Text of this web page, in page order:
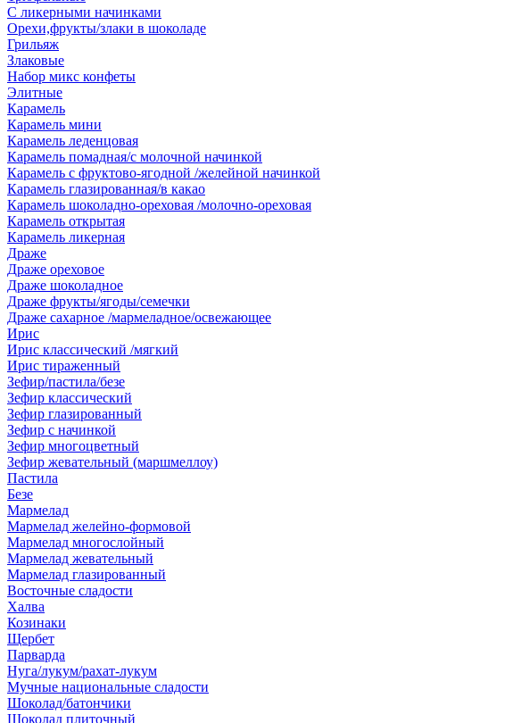
С ликерными начинками
Орехи,фрукты/злаки в шоколаде
Грильяж
Злаковые
Набор микс конфеты
Элитные
Карамель
Карамель мини
Карамель леденцовая
Карамель помадная/с молочной начинкой
Карамель с фруктово-ягодной /желейной начинкой
Карамель глазированная/в какао
Карамель шоколадно-ореховая /молочно-ореховая
Карамель открытая
Карамель ликерная
Драже
Драже ореховое
Драже шоколадное
Драже фрукты/ягоды/семечки
Драже сахарное /мармеладное/освежающее
Ирис
Ирис классический /мягкий
Ирис тираженный
Зефир/пастила/безе
Зефир классический
Зефир глазированный
Зефир с начинкой
Зефир многоцветный
Зефир жевательный (маршмеллоу)
Пастила
Безе
Мармелад
Мармелад желейно-формовой
Мармелад многослойный
Мармелад жевательный
Мармелад глазированный
Восточные сладости
Халва
Козинаки
Щербет
Парварда
Нуга/лукум/рахат-лукум
Мучные национальные сладости
Шоколад/батончики
Шоколад плиточный